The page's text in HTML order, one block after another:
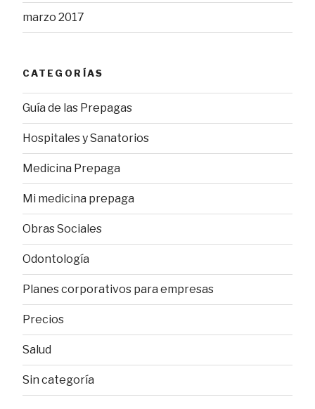
marzo 2017
CATEGORÍAS
Guía de las Prepagas
Hospitales y Sanatorios
Medicina Prepaga
Mi medicina prepaga
Obras Sociales
Odontología
Planes corporativos para empresas
Precios
Salud
Sin categoría